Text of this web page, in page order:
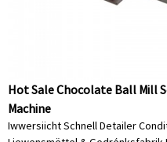
Hot Sale Chocolate Ball Mill
Machine
Iwwersiicht Schnell Detailer